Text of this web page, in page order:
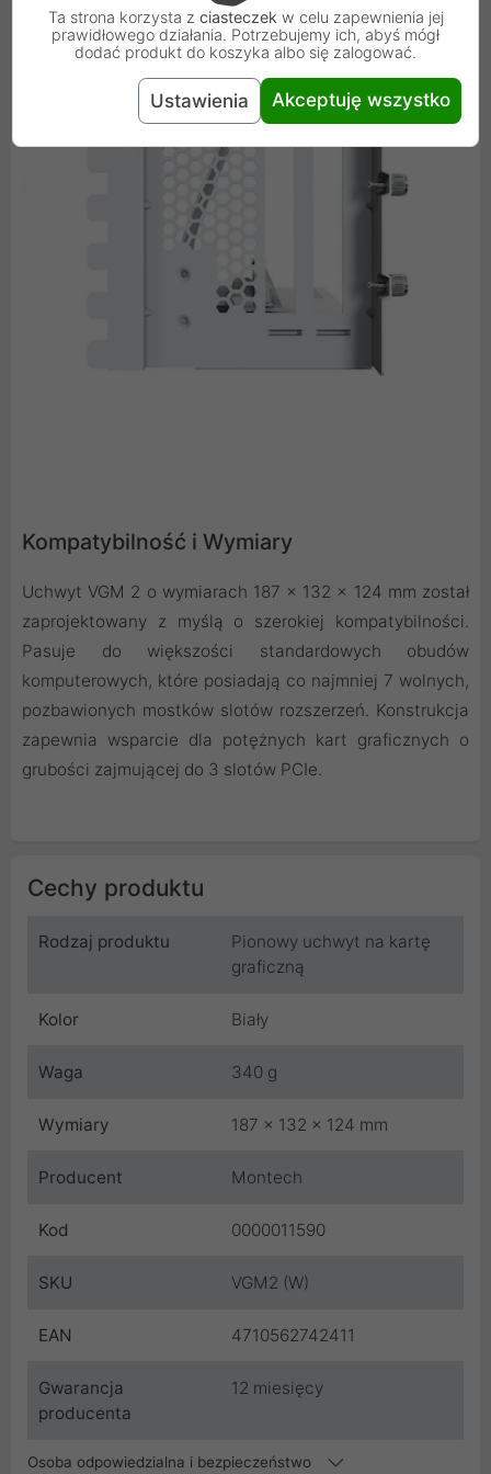
Kompatybilność i Wymiary
Uchwyt VGM 2 o wymiarach 187 x 132 x 124 mm został
zaprojektowany z myślą o szerokiej kompatybilności.
Pasuje do większości standardowych obudów
komputerowych, które posiadają co najmniej 7 wolnych,
pozbawionych mostków slotów rozszerzeń. Konstrukcja
zapewnia wsparcie dla potężnych kart graficznych o
grubości zajmującej do 3 slotów PCIe.
Cechy produktu
Rodzaj produktu
Pionowy uchwyt na kartę
graficzną
Kolor Biały
Waga 340 g
Wymiary 187 x 132 x 124 mm
Producent Montech
Kod 0000011590
SKU VGM2 (W)
EAN 4710562742411
Gwarancja
producenta
12 miesięcy
Osoba odpowiedzialna i bezpieczeństwo
Ta strona korzysta z ciasteczek w celu zapewnienia jej
prawidłowego działania. Potrzebujemy ich, abyś mógł
dodać produkt do koszyka albo się zalogować.
Ustawienia Akceptuję wszystko